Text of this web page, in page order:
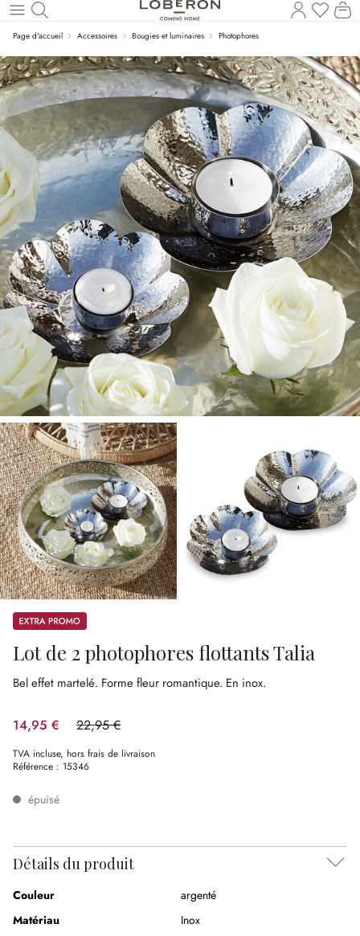
Revenir au contenu principal
Vous
Page d'accueil Accessoires Bougies et luminaires Photophores
Promos
Lot de 2 photophores flottants Talia
Bel effet martelé. Forme fleur romantique. En inox.
14,95 € 22,95 €
(34.86%spared)
TVA incluse, hors frais de livraison
Référence : 15346
épuisé
Détails du produit
Couleur
argenté
Matériau
Inox